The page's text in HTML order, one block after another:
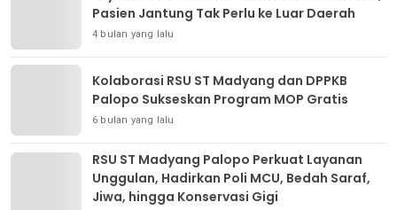
Pasien Jantung Tak Perlu ke Luar Daerah
4 bulan yang lalu
Kolaborasi RSU ST Madyang dan DPPKB
Palopo Sukseskan Program MOP Gratis
6 bulan yang lalu
RSU ST Madyang Palopo Perkuat Layanan
Unggulan, Hadirkan Poli MCU, Bedah Saraf,
Jiwa, hingga Konservasi Gigi